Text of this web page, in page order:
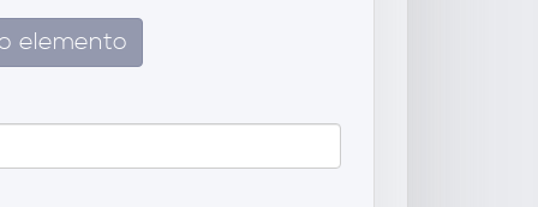
elemento